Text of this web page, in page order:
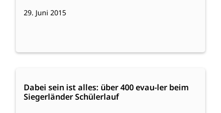
29. Juni 2015
Dabei sein ist alles: über 400 evau-ler beim
Siegerländer Schülerlauf
Dabei
sein